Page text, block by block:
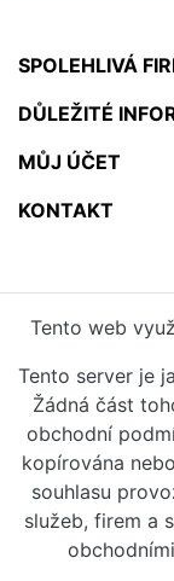
SPOLEHLIVÁ
DŮLEŽITÉ
MŮJ ÚČET
KONTAKT
Tento web
Tento server je
Žádná část
obchodní
kopírována
souhlasu
služeb, firem a